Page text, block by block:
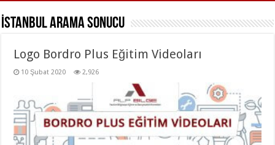
İstanbulArama Sonucu
Logo Bordro Plus Eğitim Videoları
10 Şubat 2020 2,926